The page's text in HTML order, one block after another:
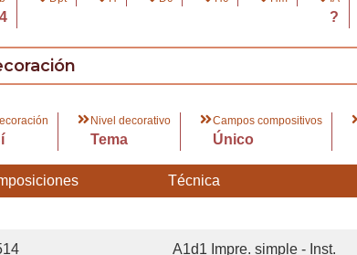
?
Nivel decorativo
Tema
Campos compositivos
Único
Técnica
A1d1 Impre. simple - Inst.